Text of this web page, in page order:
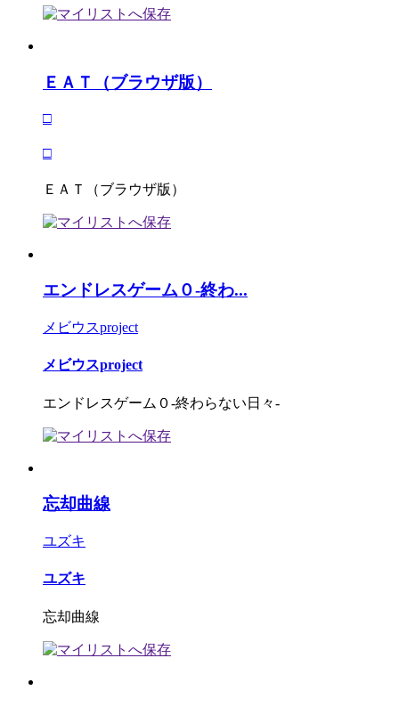
ＥＡＴ（ブラウザ版）
□
□
ＥＡＴ（ブラウザ版）
エンドレスゲーム０-終わ...
メビウスproject
メビウスproject
エンドレスゲーム０-終わらない日々-
忘却曲線
ユズキ
ユズキ
忘却曲線